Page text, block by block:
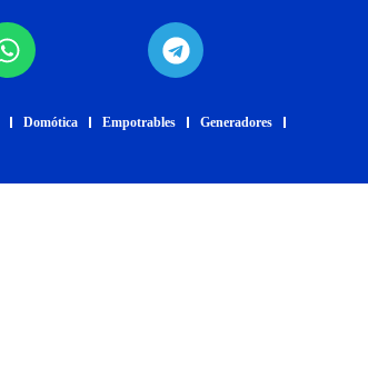
Domótica Empotrables Generadores